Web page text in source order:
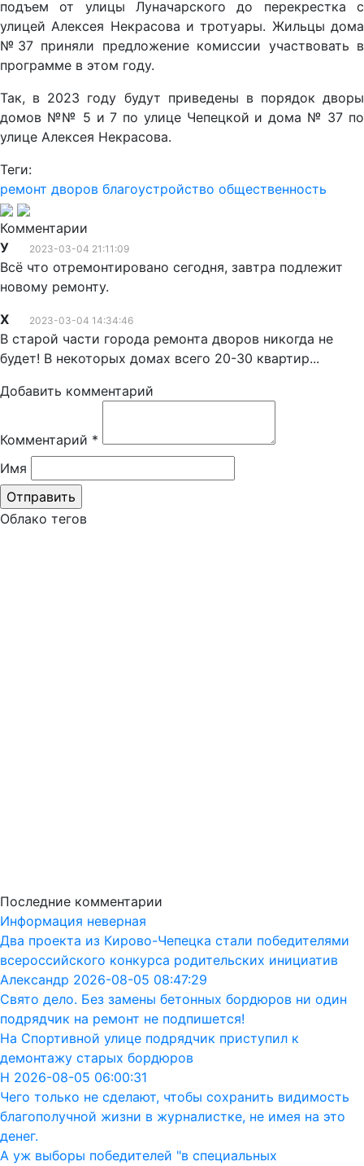
подъем от улицы Луначарского до перекрестка с
улицей Алексея Некрасова и тротуары. Жильцы дома
№37 приняли предложение комиссии участвовать в
программе в этом году.
Так, в 2023 году будут приведены в порядок дворы
домов №№ 5 и 7 по улице Чепецкой и дома № 37 по
улице Алексея Некрасова.
Теги:
ремонт дворов благоустройство общественность
Комментарии
У
2023-03-04 21:11:09
Всё что отремонтировано сегодня, завтра подлежит
новому ремонту.
Х
2023-03-04 14:34:46
В старой части города ремонта дворов никогда не
будет! В некоторых домах всего 20-30 квартир...
Добавить комментарий
Комментарий *
Имя
Облако тегов
Последние комментарии
Информация неверная
Два проекта из Кирово-Чепецка стали победителями
всероссийского конкурса родительских инициатив
Александр 2026-08-05 08:47:29
Свято дело. Без замены бетонных бордюров ни один
подрядчик на ремонт не подпишется!
На Спортивной улице подрядчик приступил к
демонтажу старых бордюров
Н 2026-08-05 06:00:31
Чего только не сделают, чтобы сохранить видимость
благополучной жизни в журналистке, не имея на это
денег.
А уж выборы победителей "в специальных